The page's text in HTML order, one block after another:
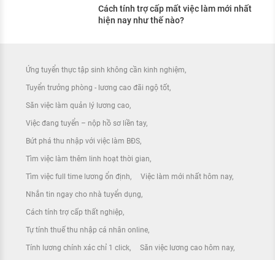
Cách tính trợ cấp mất việc làm mới nhất
hiện nay như thế nào?
Ứng tuyển thực tập sinh không cần kinh nghiệm
Tuyển trưởng phòng - lương cao đãi ngộ tốt
Săn việc làm quản lý lương cao
Việc đang tuyển – nộp hồ sơ liền tay
Bứt phá thu nhập với việc làm BĐS
Tìm việc làm thêm linh hoạt thời gian
Tìm việc full time lương ổn định Việc làm mới nhất hôm nay
Nhắn tin ngay cho nhà tuyển dụng
Cách tính trợ cấp thất nghiệp
Tự tính thuế thu nhập cá nhân online
Tính lương chính xác chỉ 1 click Săn việc lương cao hôm nay